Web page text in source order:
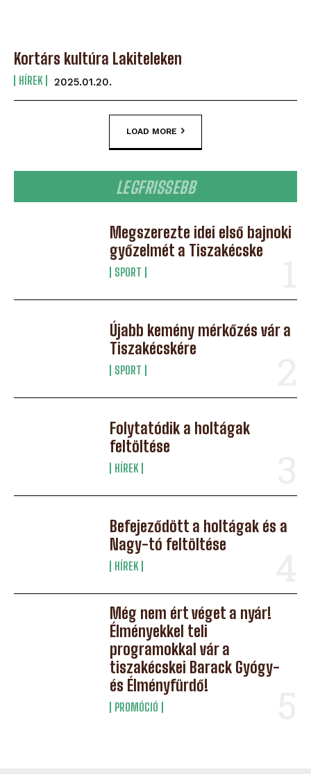
Kortárs kultúra Lakiteleken
HÍREK 2025.01.20.
LOAD MORE
LEGFRISSEBB
Megszerezte idei első bajnoki
győzelmét a Tiszakécske
SPORT
Újabb kemény mérkőzés vár a
Tiszakécskére
SPORT
Folytatódik a holtágak
feltöltése
HÍREK
Befejeződött a holtágak és a
Nagy-tó feltöltése
HÍREK
Még nem ért véget a nyár!
Élményekkel teli
programokkal vár a
tiszakécskei Barack Gyógy-
és Élményfürdő!
PROMÓCIÓ